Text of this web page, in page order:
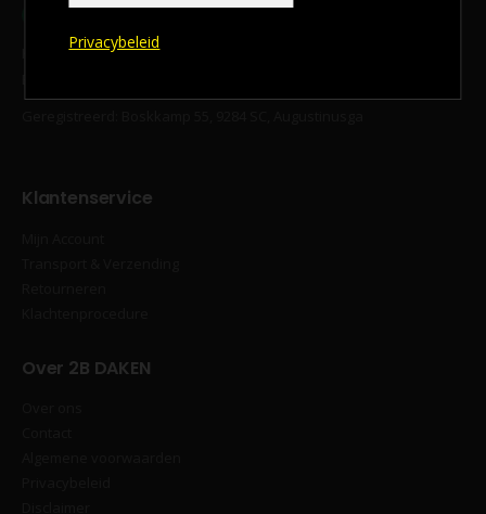
E-mail:info@2bdaken.nl
KvK‐nummer 94294577
Klantenservice
Over 2B DAKEN
Privacybeleid